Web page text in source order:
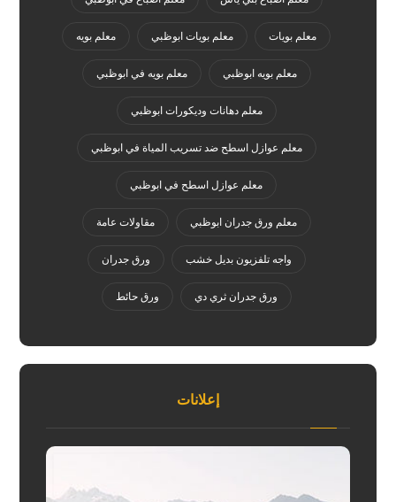
معلم بويات معلم بويات ابوظبي معلم بويه
معلم بويه ابوظبي معلم بويه في ابوظبي
معلم دهانات وديكورات ابوظبي
معلم عوازل اسطح ضد تسريب المياة في ابوظبي
معلم عوازل اسطح في ابوظبي
معلم ورق جدران ابوظبي مقاولات عامة
واجه تلفزيون بديل خشب ورق جدران
ورق جدران ثري دي ورق حائط
إعلانات